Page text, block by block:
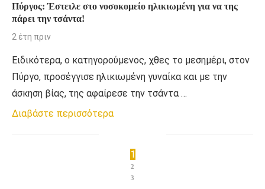
Πύργος: Έστειλε στο νοσοκομείο ηλικιωμένη για να της
πάρει την τσάντα!
2 έτη πριν
Ειδικότερα, ο κατηγορούμενος, χθες το μεσημέρι, στον
Πύργο, προσέγγισε ηλικιωμένη γυναίκα και με την
άσκηση βίας, της αφαίρεσε την τσάντα …
Διαβάστε περισσότερα
1
2
3